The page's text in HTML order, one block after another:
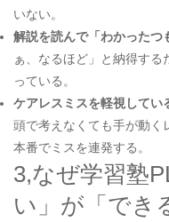
いない。
解説を読んで「わかったつ
ぁ、なるほど」と納得す
っている。
ケアレスミスを軽視してい
頭で考えなくても手が動く
本番でミスを連発する。
3,なぜ学習塾
い」が「でき